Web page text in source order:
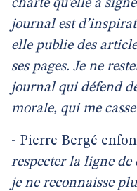
charte qu’elle a
journal est
elle publie des
ses pages. Je ne
journal qui défend
morale, qui me
- Pierre Bergé
respecter la ligne de
je ne reconnaisse